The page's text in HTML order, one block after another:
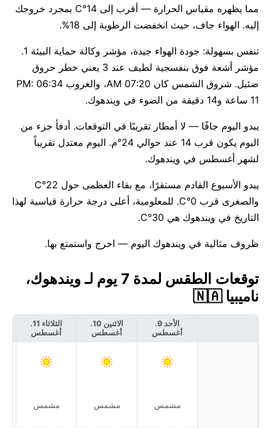
مما يظهره مقياس الحرارة — أقرب إلى 14°C بمجرد خروجك
إليه. الهواء جاف، حيث انخفضت الرطوبة إلى 18%.
تنفس بسهولة: جودة الهواء جيدة، مؤشر وكالة حماية البيئة 1.
مؤشر أشعة فوق بنفسجية لطيف عند 3 يعني خطر حروق
ضئيل. شروق الشمس كان 07:20 AM، والغروب 06:34 PM:
11 ساعة و14 دقيقة من الضوء في ويندهوك.
يبدو اليوم جافًا — لا أمطار تقريبًا في التوقعات. أدفأ جزء من
اليوم يكون قرب 14 عند حوالي 24°م. اليوم معتدل تقريباً
لشهر أغسطس في ويندهوك.
يبدو الأسبوع القادم مستقرًا، مع بقاء العظمى حول 22°C
والصغرى قرب 0°C. للمعلومية، أعلى درجة حرارة قياسية لهذا
التاريخ في ويندهوك هي 30°C.
ظروف مثالية في ويندهوك اليوم — اخرج واستمتع بها.
توقعات الطقس لمدة 7 يوم لـ ويندهوك،
ناميبيا 🇳🇦
الأحد 9.
أغسطس
مشمس
الاثنين 10.
أغسطس
مشمس
الثلاثاء 11.
أغسطس
مشمس